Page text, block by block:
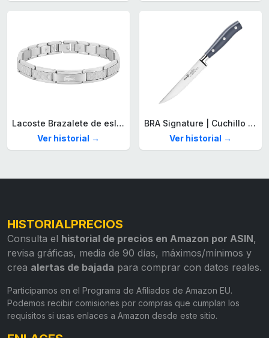
Lacoste Brazalete de eslabón para Hombre Colección STENCIL de Acero inoxidable
Ver historial →
BRA Signature | Cuchillo tomatero 120 mm, Acero Inoxidable alemán forjado con Molibdeno Vanadio, Mango Remachado ABS, Diseño Ergonómico, Hoja 1,6 mm espesor
Ver historial →
HISTORIALPRECIOS
Consulta el historial de precios en Amazon por ASIN,
revisa gráficas, media de 90 días, máximos/mínimos y
crea alertas de bajada para comprar con datos reales.
Participamos en el Programa de Afiliados de Amazon EU.
Podemos recibir comisiones por compras que cumplan los
requisitos si usas enlaces a Amazon desde este sitio.